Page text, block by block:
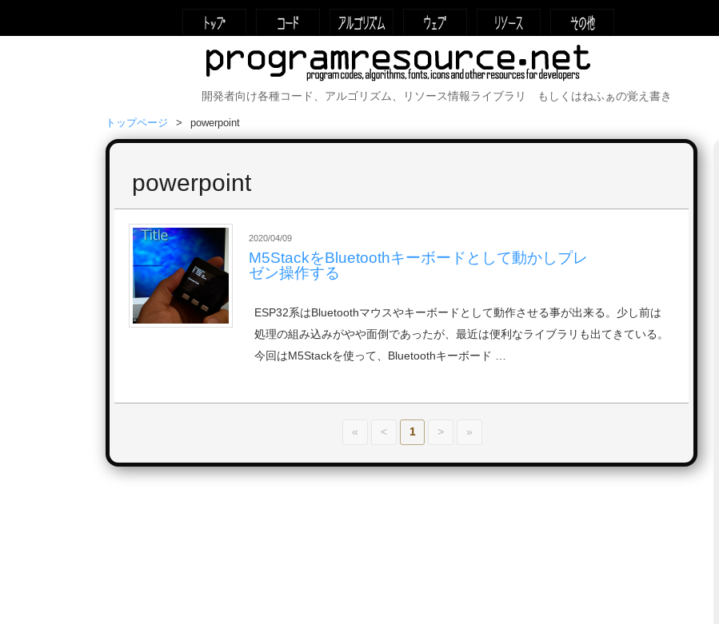
開発者向け各種コード、アルゴリズム、リソース情報ライブラリ もしくはねふぁの覚え書き
トップページ powerpoint
powerpoint
2020/04/09
M5StackをBluetoothキーボードとして動かしプレ
ゼン操作する
ESP32系はBluetoothマウスやキーボードとして動作させる事が出来る。少し前は
処理の組み込みがやや面倒であったが、最近は便利なライブラリも出てきている。
今回はM5Stackを使って、Bluetoothキーボード …
« < 1 > »